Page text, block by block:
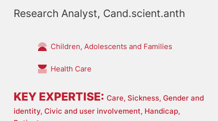
Research Analyst, Cand.scient.anth
Children, Adolescents and Families
Health Care
KEY EXPERTISE: Care, Sickness, Gender and
identity, Civic and user involvement, Handicap,